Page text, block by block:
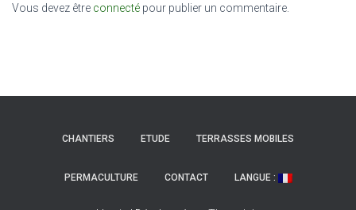
Vous devez être connecté pour publier un commentaire.
CHANTIERS ETUDE TERRASSES MOBILES
PERMACULTURE CONTACT LANGUE :